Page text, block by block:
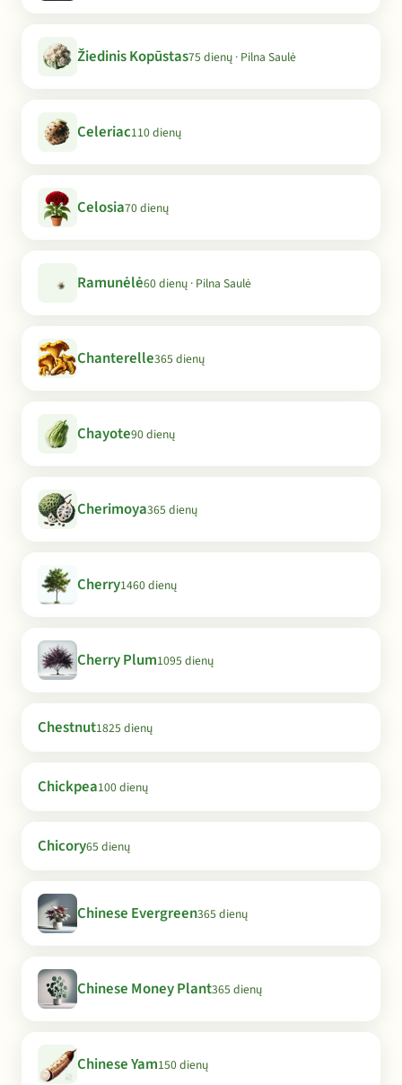
Žiedinis Kopūstas75 dienų · Pilna Saulė
Celeriac110 dienų
Celosia70 dienų
Ramunėlė60 dienų · Pilna Saulė
Chanterelle365 dienų
Chayote90 dienų
Cherimoya365 dienų
Cherry1460 dienų
Cherry Plum1095 dienų
Chestnut1825 dienų
Chickpea100 dienų
Chicory65 dienų
Chinese Evergreen365 dienų
Chinese Money Plant365 dienų
Chinese Yam150 dienų